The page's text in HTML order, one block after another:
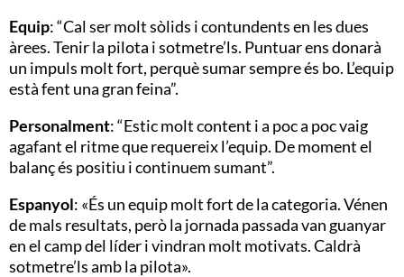
Equip: “Cal ser molt sòlids i contundents en les dues
àrees. Tenir la pilota i sotmetre’ls. Puntuar ens donarà
un impuls molt fort, perquè sumar sempre és bo. L’equip
està fent una gran feina”.
Personalment: “Estic molt content i a poc a poc vaig
agafant el ritme que requereix l’equip. De moment el
balanç és positiu i continuem sumant”.
Espanyol: «És un equip molt fort de la categoria. Vénen
de mals resultats, però la jornada passada van guanyar
en el camp del líder i vindran molt motivats. Caldrà
sotmetre’ls amb la pilota».